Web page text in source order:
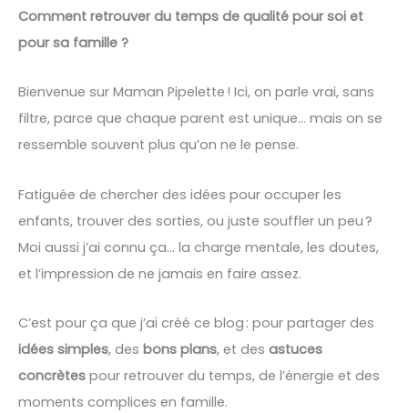
Comment retrouver du temps de qualité pour soi et
pour sa famille ?
Bienvenue sur Maman Pipelette ! Ici, on parle vrai, sans
filtre, parce que chaque parent est unique… mais on se
ressemble souvent plus qu’on ne le pense.
Fatiguée de chercher des idées pour occuper les
enfants, trouver des sorties, ou juste souffler un peu ?
Moi aussi j’ai connu ça… la charge mentale, les doutes,
et l’impression de ne jamais en faire assez.
C’est pour ça que j’ai créé ce blog : pour partager des
idées simples, des bons plans, et des astuces
concrètes pour retrouver du temps, de l’énergie et des
moments complices en famille.